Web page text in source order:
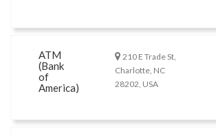
ATM
(Bank
of
America)
210 E Trade St,
Charlotte, NC
28202, USA